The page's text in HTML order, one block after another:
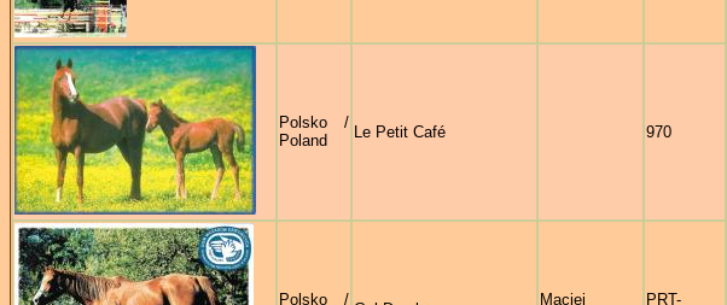
Polsko /
Poland
Le Petit Café 970
Polsko / Maciej PRT-